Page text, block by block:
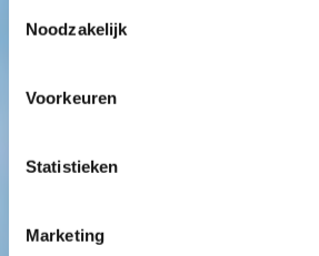
Noodzakelijk
Voorkeuren
Statistieken
Marketing
direct kosten te
maar raken verstrikt in te veel